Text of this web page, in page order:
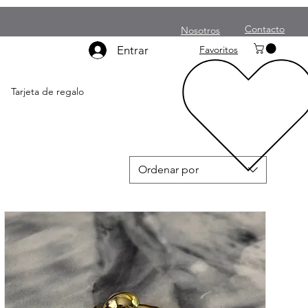
Nosotros Contacto
Entrar Favoritos
Tarjeta de regalo
Ordenar por